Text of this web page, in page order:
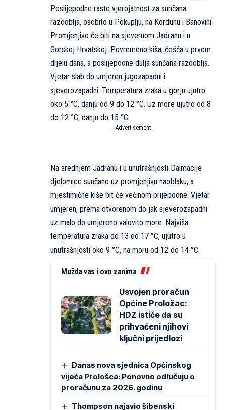
Poslijepodne raste vjerojatnost za sunčana
razdoblja, osobito u Pokuplju, na Kordunu i Banovini.
Promjenjivo će biti na sjevernom Jadranu i u
Gorskoj Hrvatskoj. Povremeno kiša, češća u prvom
dijelu dana, a poslijepodne dulja sunčana razdoblja.
Vjetar slab do umjeren jugozapadni i
sjeverozapadni. Temperatura zraka u gorju ujutro
oko 5 °C, danju od 9 do 12 °C. Uz more ujutro od 8
do 12 °C, danju do 15 °C.
- Advertisement -
Na srednjem Jadranu i u unutrašnjosti Dalmacije
djelomice sunčano uz promjenjivu naoblaku, a
mjestimične kiše bit će većinom prijepodne. Vjetar
umjeren, prema otvorenom do jak sjeverozapadni
uz malo do umjereno valovito more. Najviša
temperatura zraka od 13 do 17 °C, ujutro u
unutrašnjosti oko 9 °C, na moru od 12 do 14 °C.
Možda vas i ovo zanima
Usvojen proračun
Općine Proložac:
HDZ ističe da su
prihvaćeni njihovi
ključni prijedlozi
Danas nova sjednica Općinskog
vijeća Prološca: Ponovno odlučuju o
proračunu za 2026. godinu
Thompson najavio šibenski